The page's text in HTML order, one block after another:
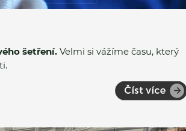
šetření. Velmi si vážíme času, který